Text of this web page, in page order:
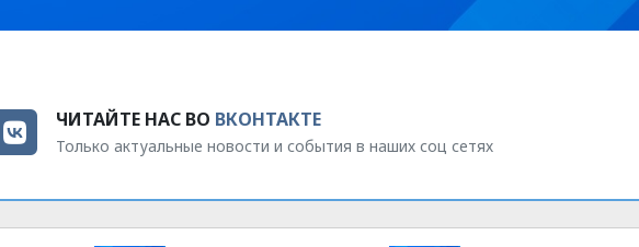
ЧИТАЙТЕ НАС ВО ВКОНТАКТЕ
Только актуальные новости и события в наших соц сетях